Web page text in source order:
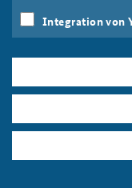
Integration von